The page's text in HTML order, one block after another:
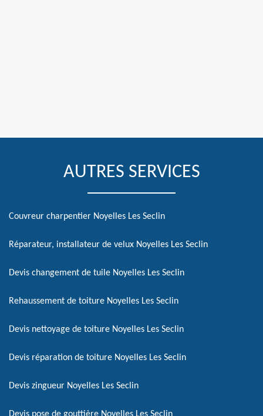
AUTRES SERVICES
Couvreur charpentier Noyelles Les Seclin
Réparateur, installateur de velux Noyelles Les Seclin
Devis changement de tuile Noyelles Les Seclin
Rehaussement de toiture Noyelles Les Seclin
Devis nettoyage de toiture Noyelles Les Seclin
Devis réparation de toiture Noyelles Les Seclin
Devis zingueur Noyelles Les Seclin